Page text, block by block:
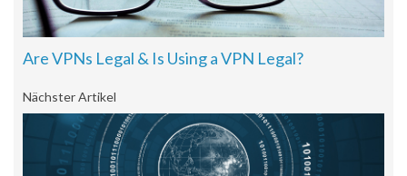
Are VPNs Legal & Is Using a VPN Legal?
Nächster Artikel